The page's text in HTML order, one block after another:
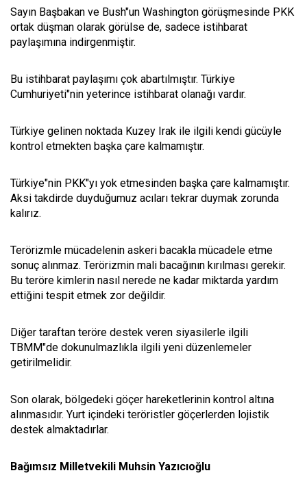
Sayın Başbakan ve Bush"un Washington görüşmesinde PKK
ortak düşman olarak görülse de, sadece istihbarat
paylaşımına indirgenmiştir.
Bu istihbarat paylaşımı çok abartılmıştır. Türkiye
Cumhuriyeti"nin yeterince istihbarat olanağı vardır.
Türkiye gelinen noktada Kuzey Irak ile ilgili kendi gücüyle
kontrol etmekten başka çare kalmamıştır.
Türkiye"nin PKK"yı yok etmesinden başka çare kalmamıştır.
Aksi takdirde duyduğumuz acıları tekrar duymak zorunda
kalırız.
Terörizmle mücadelenin askeri bacakla mücadele etme
sonuç alınmaz. Terörizmin mali bacağının kırılması gerekir.
Bu teröre kimlerin nasıl nerede ne kadar miktarda yardım
ettiğini tespit etmek zor değildir.
Diğer taraftan teröre destek veren siyasilerle ilgili
TBMM"de dokunulmazlıkla ilgili yeni düzenlemeler
getirilmelidir.
Son olarak, bölgedeki göçer hareketlerinin kontrol altına
alınmasıdır. Yurt içindeki teröristler göçerlerden lojistik
destek almaktadırlar.
Bağımsız Milletvekili Muhsin Yazıcıoğlu